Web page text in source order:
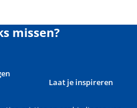
missen?
Laat je inspireren